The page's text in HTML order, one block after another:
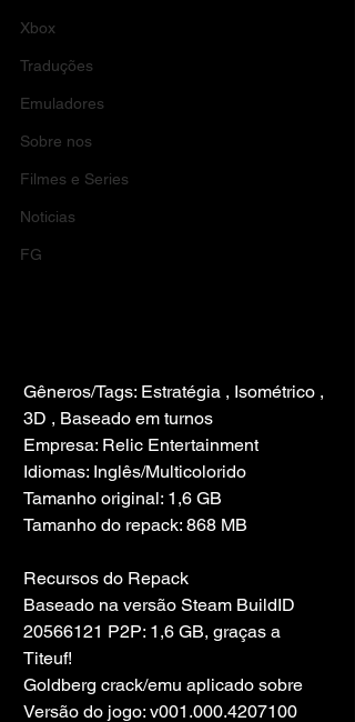
Xbox
Traduções
Emuladores
Sobre nos
Filmes e Series
Noticias
FG
Gêneros/Tags: Estratégia , Isométrico ,
3D , Baseado em turnos
Empresa: Relic Entertainment
Idiomas: Inglês/Multicolorido
Tamanho original: 1,6 GB
Tamanho do repack: 868 MB
Recursos do Repack
Baseado na versão Steam BuildID
20566121 P2P: 1,6 GB, graças a
Titeuf!
Goldberg crack/emu aplicado sobre
Versão do jogo: v001.000.4207100